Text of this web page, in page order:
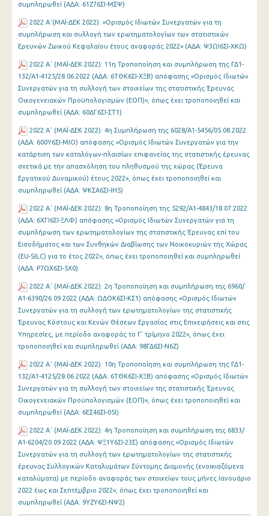
συμπληρωθεί (ΑΔΑ: 61Ζ76ΣΙ-ΜΣΨ)
2022 Α΄(MAΪ-ΔΕΚ 2022): «Ορισμός Ιδιωτών Συνεργατών για τη
συμπλήρωση και συλλογή των ερωτηματολογίων των στατιστικών
Ερευνών Ζωικού Κεφαλαίου έτους αναφοράς 2022» (ΑΔΑ: Ψ3ΩΙ6ΣΙ-ΧΚΩ)
2022 Α΄ (MAΪ-ΔΕΚ 2022): 11η Τροποποίηση και συμπλήρωση της ΓΔ1-
132/Α1-4125/28.06.2022 (ΑΔΑ: 6ΤΘΚ6ΣΙ-ΧΞΒ) απόφασης «Ορισμός Ιδιωτών
Συνεργατών για τη συλλογή των στοιχείων της στατιστικής Έρευνας
Οικογενειακών Προϋπολογισμών (ΕΟΠ)», όπως έχει τροποποιηθεί και
συμπληρωθεί (ΑΔΑ: 60ΔΓ6ΣΙ-ΣΤ1)
2022 Α΄ (MAΪ-ΔΕΚ 2022): 4η Συμπλήρωση της 6028/Α1-5456/05.08.2022
(ΑΔΑ: 600Υ6ΣΙ-ΜΙΟ) απόφασης «Ορισμός Ιδιωτών Συνεργατών για την
κατάρτιση των καταλόγων-πλαισίων επιφανείας της στατιστικής έρευνας
σχετικά με την απασχόληση του πληθυσμού της χώρας (Έρευνα
Εργατικού Δυναμικού) έτους 2022», όπως έχει τροποποιηθεί και
συμπληρωθεί (ΑΔΑ: ΨΚΣΑ6ΣΙ-ΙΗ5)
2022 Α΄ (MAΪ-ΔΕΚ 2022): 8η Τροποποίηση της 5292/Α1-4843/18.07.2022
(ΑΔΑ: 6ΧΓΙ6ΣΙ-ΞΛΦ) απόφασης «Ορισμός Ιδιωτών Συνεργατών για τη
συμπλήρωση των ερωτηματολογίων της στατιστικής Έρευνας επί του
Εισοδήματος και των Συνθηκών Διαβίωσης των Νοικοκυριών της Χώρας
(EU-SILC) για το έτος 2022», όπως έχει τροποποιηθεί και συμπληρωθεί
(ΑΔΑ: Ρ7ΩΧ6ΣΙ-5Χ0)
2022 Α΄ (MAΪ-ΔΕΚ 2022): 2η Τροποποίηση και συμπλήρωση της 6960/
Α1-6390/26.09.2022 (ΑΔΑ: ΩΔΟΚ6ΣΙ-ΚΣ1) απόφασης «Ορισμός Ιδιωτών
Συνεργατών για τη συλλογή των ερωτηματολογίων της στατιστικής
Έρευνας Κόστους και Κενών Θέσεων Εργασίας στις Επιχειρήσεις και στις
Υπηρεσίες, με περίοδο αναφοράς το Γ’ τρίμηνο 2022», όπως έχει
τροποποιηθεί και συμπληρωθεί (ΑΔΑ: 98ΓΔ6ΣΙ-Ν6Ζ)
2022 Α΄ (MAΪ-ΔΕΚ 2022): 10η Τροποποίηση και συμπλήρωση της ΓΔ1-
132/Α1-4125/28.06.2022 (ΑΔΑ: 6ΤΘΚ6ΣΙ-ΧΞΒ) απόφασης «Ορισμός Ιδιωτών
Συνεργατών για τη συλλογή των στοιχείων της στατιστικής Έρευνας
Οικογενειακών Προϋπολογισμών (ΕΟΠ)», όπως έχει τροποποιηθεί και
συμπληρωθεί (ΑΔΑ: 6ΕΣ46ΣΙ-05Ι)
2022 Α΄ (MAΪ-ΔΕΚ 2022): 4η Τροποποίηση και συμπλήρωση της 6833/
Α1-6204/20.09.2022 (ΑΔΑ: ΨΞ1Υ6ΣΙ-23Σ) απόφασης «Ορισμός Ιδιωτών
Συνεργατών για τη συλλογή των ερωτηματολογίων της στατιστικής
έρευνας Συλλογικών Καταλυμάτων Σύντομης Διαμονής (ενοικιαζόμενα
καταλύματα) με περίοδο αναφοράς των στοιχείων τους μήνες Ιανουάριο
2022 έως και Σεπτέμβριο 2022», όπως έχει τροποποιηθεί και
συμπληρωθεί (ΑΔΑ: 9ΥΖΥ6ΣΙ-ΝΨ2)